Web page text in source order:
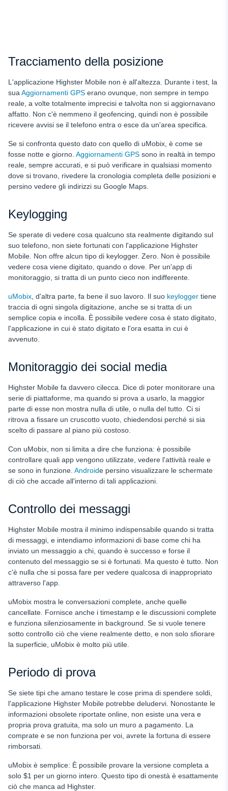
Tracciamento della posizione
L'applicazione Highster Mobile non è all'altezza. Durante i test, la
sua Aggiornamenti GPS erano ovunque, non sempre in tempo
reale, a volte totalmente imprecisi e talvolta non si aggiornavano
affatto. Non c'è nemmeno il geofencing, quindi non è possibile
ricevere avvisi se il telefono entra o esce da un'area specifica.
Se si confronta questo dato con quello di uMobix, è come se
fosse notte e giorno. Aggiornamenti GPS sono in realtà in tempo
reale, sempre accurati, e si può verificare in qualsiasi momento
dove si trovano, rivedere la cronologia completa delle posizioni e
persino vedere gli indirizzi su Google Maps.
Keylogging
Se sperate di vedere cosa qualcuno sta realmente digitando sul
suo telefono, non siete fortunati con l'applicazione Highster
Mobile. Non offre alcun tipo di keylogger. Zero. Non è possibile
vedere cosa viene digitato, quando o dove. Per un'app di
monitoraggio, si tratta di un punto cieco non indifferente.
uMobix , d'altra parte, fa bene il suo lavoro. Il suo keylogger tiene
traccia di ogni singola digitazione, anche se si tratta di un
semplice copia e incolla. È possibile vedere cosa è stato digitato,
l'applicazione in cui è stato digitato e l'ora esatta in cui è
avvenuto.
Monitoraggio dei social media
Highster Mobile fa davvero cilecca. Dice di poter monitorare una
serie di piattaforme, ma quando si prova a usarlo, la maggior
parte di esse non mostra nulla di utile, o nulla del tutto. Ci si
ritrova a fissare un cruscotto vuoto, chiedendosi perché si sia
scelto di passare al piano più costoso.
Con uMobix, non si limita a dire che funziona: è possibile
controllare quali app vengono utilizzate, vedere l'attività reale e
se sono in funzione. Androide persino visualizzare le schermate
di ciò che accade all'interno di tali applicazioni.
Controllo dei messaggi
Highster Mobile mostra il minimo indispensabile quando si tratta
di messaggi, e intendiamo informazioni di base come chi ha
inviato un messaggio a chi, quando è successo e forse il
contenuto del messaggio se si è fortunati. Ma questo è tutto. Non
c'è nulla che si possa fare per vedere qualcosa di inappropriato
attraverso l'app.
uMobix mostra le conversazioni complete, anche quelle
cancellate. Fornisce anche i timestamp e le discussioni complete
e funziona silenziosamente in background. Se si vuole tenere
sotto controllo ciò che viene realmente detto, e non solo sfiorare
la superficie, uMobix è molto più utile.
Periodo di prova
Se siete tipi che amano testare le cose prima di spendere soldi,
l'applicazione Highster Mobile potrebbe deludervi. Nonostante le
informazioni obsolete riportate online, non esiste una vera e
propria prova gratuita, ma solo un muro a pagamento. La
comprate e se non funziona per voi, avrete la fortuna di essere
rimborsati.
uMobix è semplice: È possibile provare la versione completa a
solo $1 per un giorno intero. Questo tipo di onestà è esattamente
ciò che manca ad Highster.